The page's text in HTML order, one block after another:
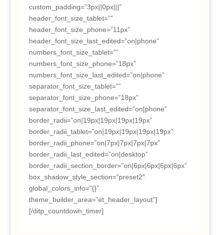
custom_padding=”3px||0px|||”
header_font_size_tablet=””
header_font_size_phone=”11px”
header_font_size_last_edited=”on|phone”
numbers_font_size_tablet=””
numbers_font_size_phone=”18px”
numbers_font_size_last_edited=”on|phone”
separator_font_size_tablet=””
separator_font_size_phone=”18px”
separator_font_size_last_edited=”on|phone”
border_radii=”on|19px|19px|19px|19px”
border_radii_tablet=”on|19px|19px|19px|19px”
border_radii_phone=”on|7px|7px|7px|7px”
border_radii_last_edited=”on|desktop”
border_radii_section_border=”on|6px|6px|6px|6px”
box_shadow_style_section=”preset2″
global_colors_info=”{}”
theme_builder_area=”et_header_layout”]
[/ditp_countdown_timer]